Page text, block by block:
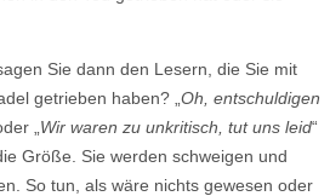
Sie dann den Lesern, die Sie mit
getrieben haben? „ Oh, entschuldigen
„ Wir waren zu unkritisch, tut uns leid“
Größe. Sie werden schweigen und
So tun, als wäre nichts gewesen oder